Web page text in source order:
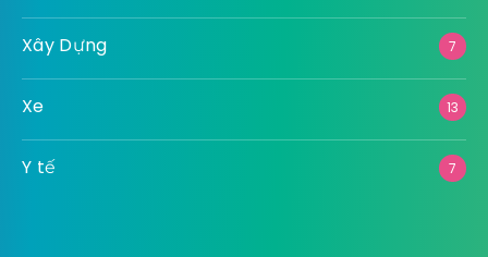
Xây Dựng 7
Xe 13
Y tế 7